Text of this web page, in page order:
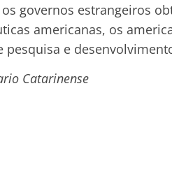
os governos estrangeiros
americanas, os
pesquisa e
Catarinense